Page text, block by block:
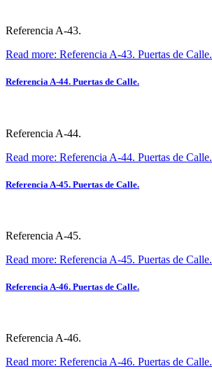
Referencia A-43.
Read more: Referencia A-43. Puertas de Calle.
Referencia A-44. Puertas de Calle.
Referencia A-44.
Read more: Referencia A-44. Puertas de Calle.
Referencia A-45. Puertas de Calle.
Referencia A-45.
Read more: Referencia A-45. Puertas de Calle.
Referencia A-46. Puertas de Calle.
Referencia A-46.
Read more: Referencia A-46. Puertas de Calle.